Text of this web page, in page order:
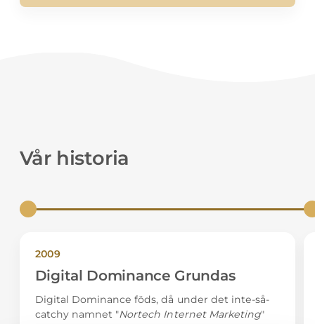
Vår historia
Digital Dominance Grundas
2009
Digital Dominance föds, då under det inte-så-
catchy namnet "Nortech Internet Marketing"